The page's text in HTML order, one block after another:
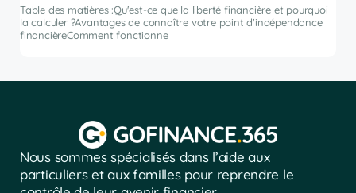
Table des matières :Qu'est-ce que la liberté financière et pourquoi
la calculer ?Avantages de connaître votre point d'indépendance
financièreComment fonctionne
Nous sommes spécialisés dans l’aide aux
particuliers et aux familles pour reprendre le